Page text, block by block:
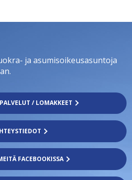
ja asumisoikeusasuntoja
/ LOMAKKEET
FACEBOOKISSA